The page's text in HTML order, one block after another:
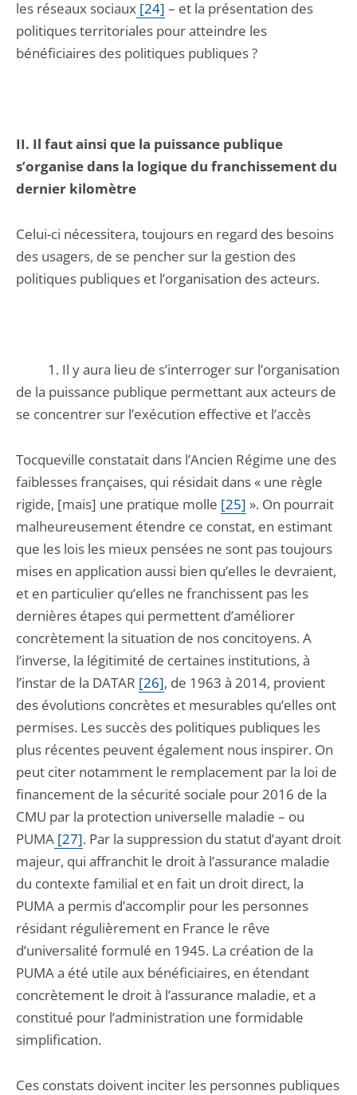
les réseaux sociaux [24] – et la présentation des
politiques territoriales pour atteindre les
bénéficiaires des politiques publiques ?
II. Il faut ainsi que la puissance publique
s’organise dans la logique du franchissement du
dernier kilomètre
Celui-ci nécessitera, toujours en regard des besoins
des usagers, de se pencher sur la gestion des
politiques publiques et l’organisation des acteurs.
1. Il y aura lieu de s’interroger sur l’organisation
de la puissance publique permettant aux acteurs de
se concentrer sur l’exécution effective et l’accès
Tocqueville constatait dans l’Ancien Régime une des
faiblesses françaises, qui résidait dans « une règle
rigide, [mais] une pratique molle [25] ». On pourrait
malheureusement étendre ce constat, en estimant
que les lois les mieux pensées ne sont pas toujours
mises en application aussi bien qu’elles le devraient,
et en particulier qu’elles ne franchissent pas les
dernières étapes qui permettent d’améliorer
concrètement la situation de nos concitoyens. A
l’inverse, la légitimité de certaines institutions, à
l’instar de la DATAR [26], de 1963 à 2014, provient
des évolutions concrètes et mesurables qu’elles ont
permises. Les succès des politiques publiques les
plus récentes peuvent également nous inspirer. On
peut citer notamment le remplacement par la loi de
financement de la sécurité sociale pour 2016 de la
CMU par la protection universelle maladie – ou
PUMA [27]. Par la suppression du statut d’ayant droit
majeur, qui affranchit le droit à l’assurance maladie
du contexte familial et en fait un droit direct, la
PUMA a permis d’accomplir pour les personnes
résidant régulièrement en France le rêve
d’universalité formulé en 1945. La création de la
PUMA a été utile aux bénéficiaires, en étendant
concrètement le droit à l’assurance maladie, et a
constitué pour l’administration une formidable
simplification.
Ces constats doivent inciter les personnes publiques